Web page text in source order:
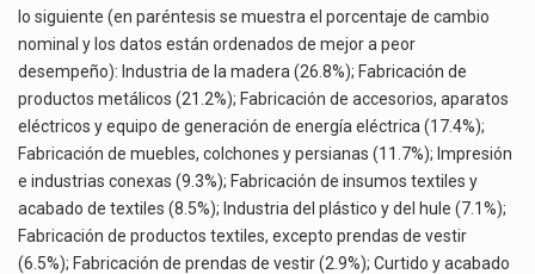
lo siguiente (en paréntesis se muestra el porcentaje de cambio
nominal y los datos están ordenados de mejor a peor
desempeño): Industria de la madera (26.8%); Fabricación de
productos metálicos (21.2%); Fabricación de accesorios, aparatos
eléctricos y equipo de generación de energía eléctrica (17.4%);
Fabricación de muebles, colchones y persianas (11.7%); Impresión
e industrias conexas (9.3%); Fabricación de insumos textiles y
acabado de textiles (8.5%); Industria del plástico y del hule (7.1%);
Fabricación de productos textiles, excepto prendas de vestir
(6.5%); Fabricación de prendas de vestir (2.9%); Curtido y acabado